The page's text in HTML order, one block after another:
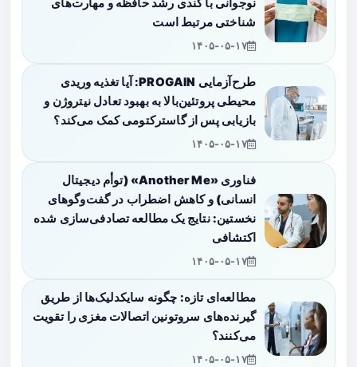
نوجوانی با کندی رشد حافظه و مهارت‌های
شناختی مرتبط است
۱۴۰۵-۰۵-۱۷
طرح‌آزمایی PROGAIN: آیا تغذیه وریدی
محیطی پروتئین‌بالا به بهبود تعادل نیتروژن و
بازیابی پس از گاسترکتومی کمک می‌کند؟
۱۴۰۵-۰۵-۱۷
فناوری «Another Me» (توأم دیجیتال
انسانی) و کاهش اضطراب در گفت‌وگوهای
نخستین: نتایج یک مطالعه تصادفی‌سازی شده
اکتشافی
۱۴۰۵-۰۵-۱۷
مطالعه‌ای تازه: چگونه سایکدلیک‌ها از طریق
گیرنده‌های سروتونین اتصالات مغزی را تقویت
می‌کنند؟
۱۴۰۵-۰۵-۱۷